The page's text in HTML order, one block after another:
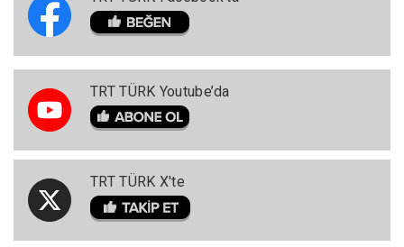
TRT TÜRK Youtube’da
TRT TÜRK X'te